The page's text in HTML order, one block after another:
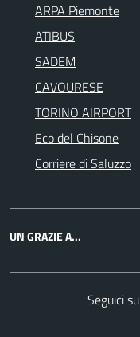
ARPA Piemonte
ATIBUS
SADEM
CAVOURESE
TORINO AIRPORT
Eco del Chisone
Corriere di Saluzzo
UN GRAZIE A...
Seguici su